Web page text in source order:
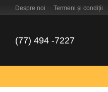
Mergi la conținutul principal
Despre noi Termeni și condiții
(77) 494 -7227